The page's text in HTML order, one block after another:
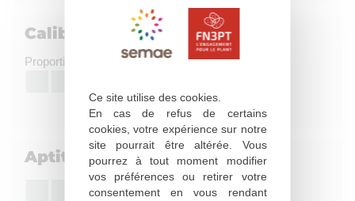
Ce site utilise des cookies.
En cas de refus de certains
cookies, votre expérience sur notre
site pourrait être altérée. Vous
pourrez à tout moment modifier
vos préférences ou retirer votre
consentement en vous rendant
Calibrage
Proportion de gros tubercules
Assez faible à moyenne
Aptitude à la conservation
4